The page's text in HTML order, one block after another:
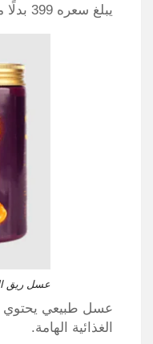
يبلغ سعره 399 بدلًا من 575 ريال سعودي.
عسل ريق
عسل طبيعي يحتوي
الغذائية الهامة.